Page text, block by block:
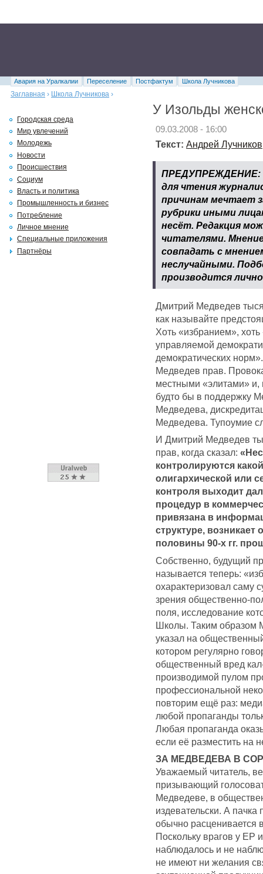
Авария на Уралкалии Переселение Постфактум
Школа Лучникова
Заглавная › Школа Лучникова ›
У Изольды
09.03.2008 - 16:00
Текст: Андрей Лучников
ПРЕДУПРЕЖДЕНИЕ:
для чтения
причинам мечтает
рубрики иными
несёт. Редакция
читателями.
совпадать с
неслучайными.
производится
Дмитрий Медведев
как называйте
Хоть «избранием»,
управляемой
демократических
Медведев прав.
местными «элитами» и,
будто бы в поддержку
Медведева,
Медведева. Тупоумие
И Дмитрий Медведев
прав, когда сказал:
контролируются
олигархической или
контроля выходит
процедур в
привязана в
структуре, возникает
половины 90-х гг.
Собственно, будущий
называется теперь:
охарактеризовал саму
зрения общественно-
поля, исследование
Школы. Таким образом
указал на
котором регулярно
общественный вред
производимой пулом
профессиональной
повторим ещё раз:
любой пропаганды
Любая пропаганда
если её разместить на
ЗА МЕДВЕДЕВА В
Уважаемый читатель,
призывающий
Медведеве, в
издевательски. А
обычно расценивается
Поскольку врагов у ЕР
наблюдалось и не
не имеют ни желания
Городская среда
Мир увлечений
Молодежь
Новости
Происшествия
Социум
Власть и политика
Промышленность и бизнес
Потребление
Личное мнение
Специальные приложения
Партнёры